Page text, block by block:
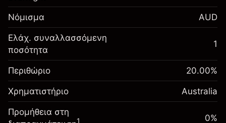
Αναπροσαρμογή
χρηματοδότησης κατά
τη διάρκεια της νύχτας
Χρεώσεις από την πλήρη
αξία της θέσης
-0.022801
Μέγεθος διαπραγμάτευσης με μόχλευση
~A$5,000.00
Χρήματα από μόχλευση ~
Περιθώριο. Η επένδυσή
σας
Αναπροσαρμογή
χρηματοδότησης κατά
τη διάρκεια της νύχτας
Χρεώσεις από την πλήρη
αξία της θέσης
0.000884
%
(A$0.04)
Νόμισμα AUD
Ελάχ. συναλλασσόμενη
ποσότητα
1
Περιθώριο 20.00%
Χρηματιστήριο Australia
Προμήθεια στη
1 0%